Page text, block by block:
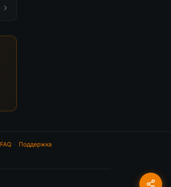
FAQ· Поддержка